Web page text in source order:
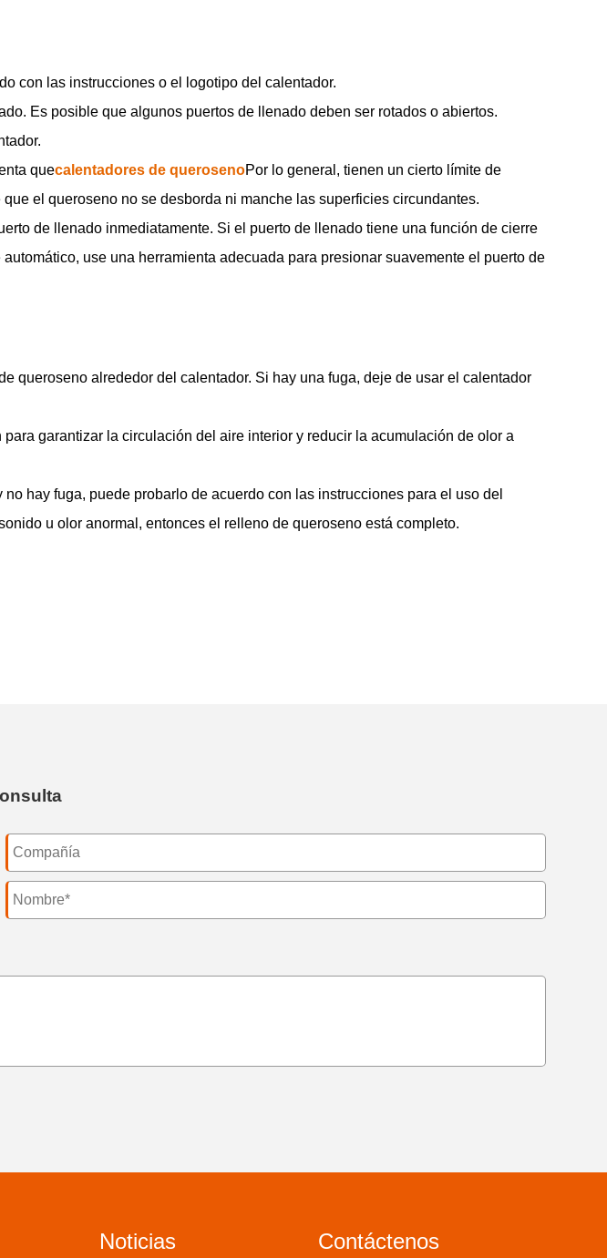
con las instrucciones o el logotipo del calentador.
Es posible que algunos puertos de llenado deben ser rotados o abiertos.
quecalentadores de querosenoPor lo general, tienen un cierto límite de
el queroseno no se desborda ni manche las superficies circundantes.
de llenado inmediatamente. Si el puerto de llenado tiene una función de cierre
use una herramienta adecuada para presionar suavemente el puerto de
queroseno alrededor del calentador. Si hay una fuga, deje de usar el calentador
garantizar la circulación del aire interior y reducir la acumulación de olor a
hay fuga, puede probarlo de acuerdo con las instrucciones para el uso del
u olor anormal, entonces el relleno de queroseno está completo.
Noticias Contáctenos